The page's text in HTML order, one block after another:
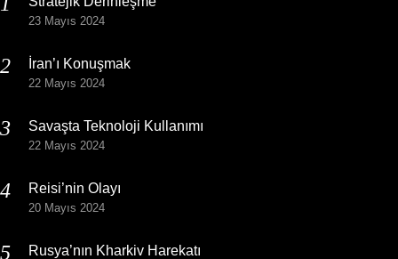
23 Mayıs 2024
İran’ı Konuşmak
22 Mayıs 2024
Savaşta Teknoloji Kullanımı
22 Mayıs 2024
Reisi’nin Olayı
20 Mayıs 2024
Rusya’nın Kharkiv Harekatı